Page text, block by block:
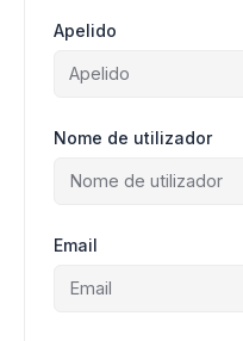
Apelido
Nome de utilizador
Email